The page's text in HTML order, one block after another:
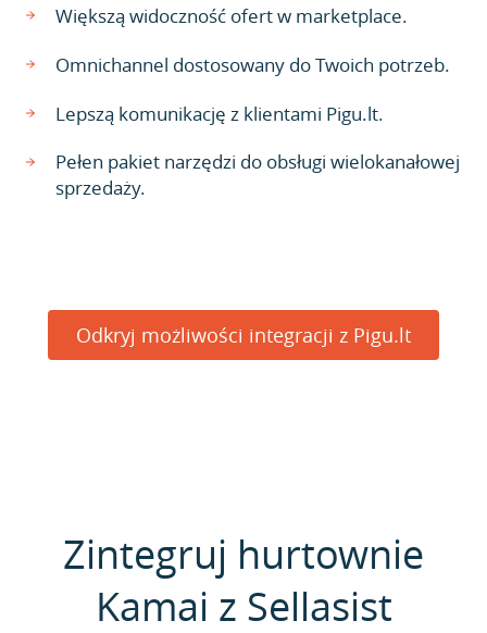
Większą widoczność ofert w marketplace.
Omnichannel dostosowany do Twoich potrzeb.
Lepszą komunikację z klientami Pigu.lt.
Pełen pakiet narzędzi do obsługi wielokanałowej
sprzedaży.
Odkryj możliwości integracji z Pigu.lt
Zintegruj hurtownie
Kamai z Sellasist